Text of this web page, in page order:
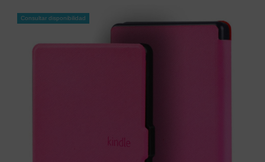
Consultar disponibilidad